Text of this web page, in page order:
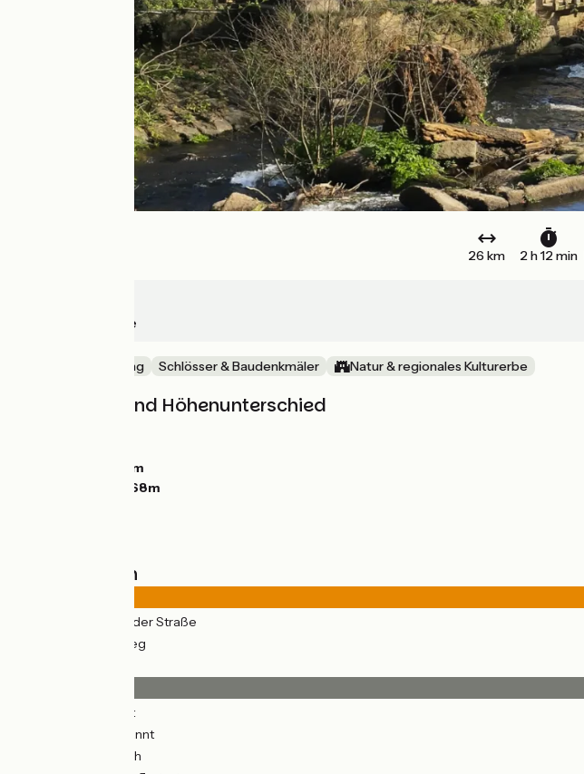
26 km 2 h 12 min
Guidel-Plage
Die Küste entlang Schlösser & Baudenkmäler Natur & regionales Kulturerbe
Steigungen und Höhenunterschied
0m
68m
Straßentypen
(85%) Auf der Straße
(15%) Radweg
(78%) Glatt
(5%) Unbekannt
(3%) Rauh